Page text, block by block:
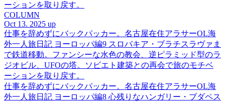
ーションを取り戻す。
COLUMN
Oct 13. 2025 up
仕事を辞めずにバックパッカー。名古屋在住アラサーOL海
外一人旅日記 ヨーロッパ編9 スロバキア・ブラチスラヴァま
で鉄道移動。ファンシーな水色の教会、逆ピラミッド型のラ
ジオビル、UFOの塔。ソビエト建築との再会で旅のモチベ
ーションを取り戻す。
仕事を辞めずにバックパッカー。名古屋在住アラサーOL海
外一人旅日記 ヨーロッパ編8 心残りなハンガリー・ブダペス